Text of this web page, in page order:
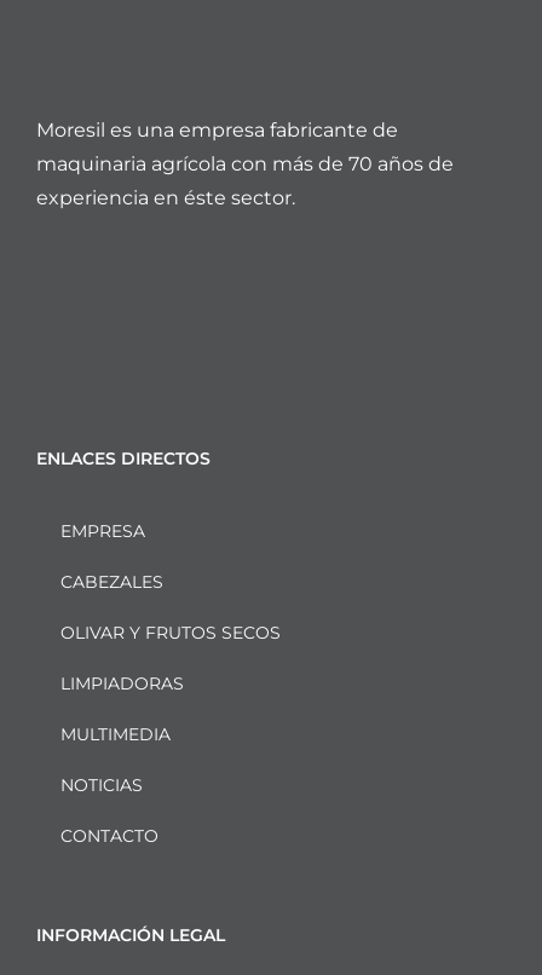
Moresil es una empresa fabricante de
maquinaria agrícola con más de 70 años de
experiencia en éste sector.
ENLACES DIRECTOS
EMPRESA
CABEZALES
OLIVAR Y FRUTOS SECOS
LIMPIADORAS
MULTIMEDIA
NOTICIAS
CONTACTO
INFORMACIÓN LEGAL